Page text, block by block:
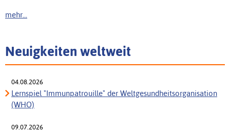
mehr...
Neuigkeiten weltweit
04.08.2026
Lernspiel "Immunpatrouille" der Weltgesundheitsorganisation
(WHO)
09.07.2026